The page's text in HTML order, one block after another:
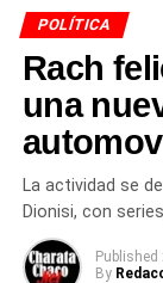
Los reclamos
La
Mejoras
La
Los
POLÍTICA
Rach
una
La actividad se
Dionisi, con
Published
By